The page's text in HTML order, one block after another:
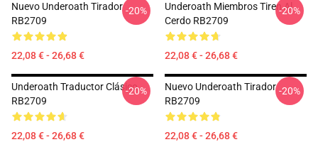
Nuevo Underoath Tirador
RB2709
22,08 € - 26,68 €
-20%
Underoath Miembros Tiren Al
Cerdo RB2709
22,08 € - 26,68 €
-20%
Underoath Traductor Clásico
RB2709
22,08 € - 26,68 €
-20%
Nuevo Underoath Tirador
RB2709
22,08 € - 26,68 €
-20%